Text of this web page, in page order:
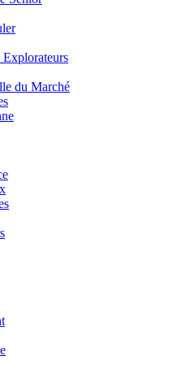
Explorateurs
du Marché